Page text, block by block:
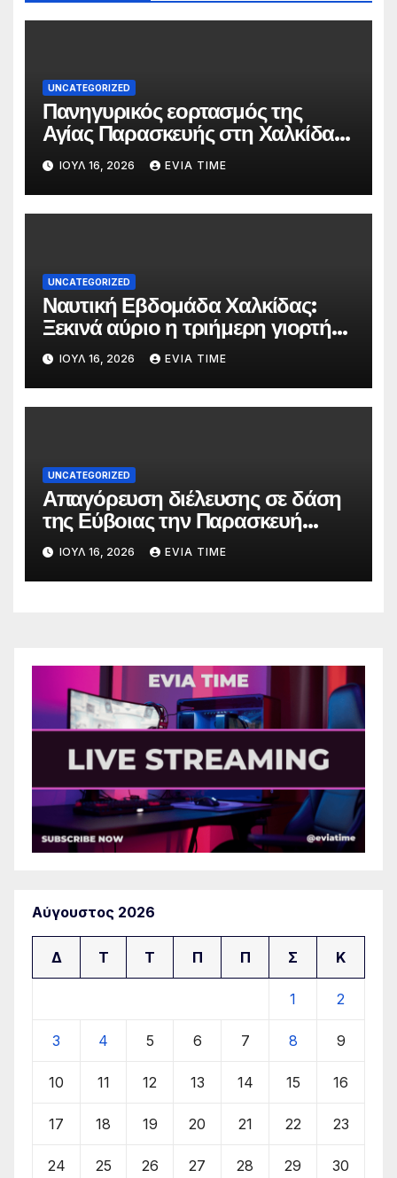
UNCATEGORIZED
Πανηγυρικός εορτασμός της
Αγίας Παρασκευής στη Χαλκίδα
τις 25 και 26 Ιουλίου
ΙΟΎΛ 16, 2026 EVIA TIME
UNCATEGORIZED
Ναυτική Εβδομάδα Χαλκίδας:
Ξεκινά αύριο η τριήμερη γιορτή
στο όνομα της Αγίας Παρασκευής
ΙΟΎΛ 16, 2026 EVIA TIME
UNCATEGORIZED
Απαγόρευση διέλευσης σε δάση
της Εύβοιας την Παρασκευή
λόγω πολύ υψηλού κινδύνου
πυρκαγιάς
ΙΟΎΛ 16, 2026 EVIA TIME
Αύγουστος 2026
Δ Τ Τ Π Π Σ Κ
1 2
3 4 5 6 7 8 9
10 11 12 13 14 15 16
17 18 19 20 21 22 23
24 25 26 27 28 29 30